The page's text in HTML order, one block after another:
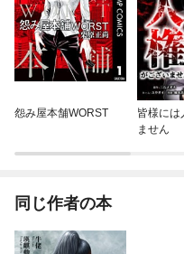
怨み屋本舗WORST
皆様には
ません
同じ作者の本